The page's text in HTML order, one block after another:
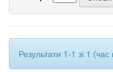
Результати 1-1 зі 1